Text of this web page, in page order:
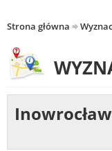
Strona główna